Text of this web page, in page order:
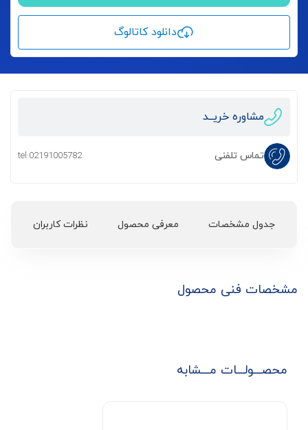
دانلود کاتالوگ
مشاوره خریــد
تماس تلفنی tel:02191005782
جدول مشخصات معرفی محصول نظرات کاربران
مشخصات فنی محصول
محصـــولـــات مـــشابه